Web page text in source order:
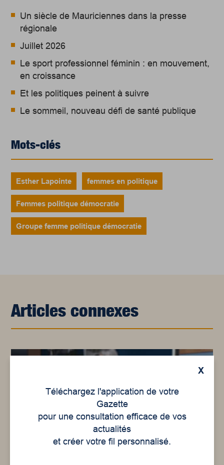
Un siècle de Mauriciennes dans la presse
régionale
Juillet 2026
Le sport professionnel féminin : en mouvement,
en croissance
Et les politiques peinent à suivre
Le sommeil, nouveau défi de santé publique
Mots-clés
Esther Lapointe femmes en politique
Femmes politique démocratie
Groupe femme politique démocratie
Articles connexes
X
Téléchargez l'application de votre
Gazette
pour une consultation efficace de vos
actualités
et créer votre fil personnalisé.